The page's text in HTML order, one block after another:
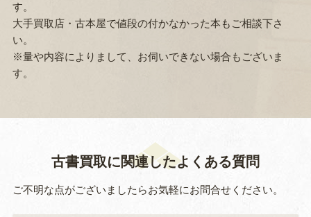
す。
大手買取店・古本屋で値段の付かなかった本もご相談下さ
い。
※量や内容によりまして、お伺いできない場合もございま
す。
古書買取に関連したよくある質問
ご不明な点がございましたらお気軽にお問合せください。